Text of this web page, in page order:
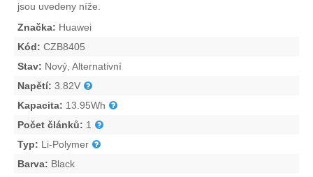
jsou uvedeny níže.
Značka: Huawei
Kód: CZB8405
Stav: Nový, Alternativní
Napětí: 3.82V
Kapacita: 13.95Wh
Počet článků: 1
Typ: Li-Polymer
Barva: Black